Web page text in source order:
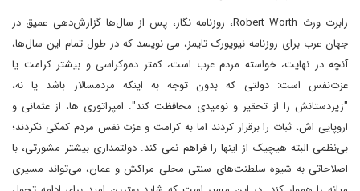
رابرت ورث Robert Worth، روزنامه نگار، پس از سال‌ها گزارش‌دهی عمیق در
جهان عرب برای روزنامه نیویورک تایمز، می نویسد که در طول تمام این سال‌ها،
آنچه در نهایت، خواسته مردم عرب است، کمتر دموکراسی و بیشتر کرامت یا
عزت‌نفس است: دولتی که بدون توجه به اینکه مردمسالار باشد یا نه،
"زیردستانش را از تحقیر و نومیدی محافظت کند". امپراتوری ها، از عثمانی و
اروپایی اش، ثبات را برقرار کردند اما به کرامت و عزت ‌نفس مردم کمکی نکردند؛
بی‌نظمی البته هیچیک از اینها را فراهم نمی کند. دولتمداری بیشتر مشورتی، با
اصلاحاتی به شیوه سلطنت‌های سنتی محلی مراکش و عمان، می‌تواند مسیری